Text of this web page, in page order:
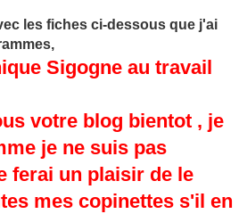
les fiches ci-dessous que j'ai
Sigogne au travail
votre blog bientot , je
je ne suis pas
ferai un plaisir de le
mes copinettes s'il en